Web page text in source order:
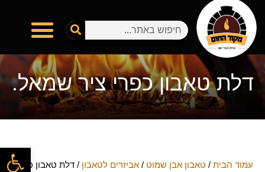
דלת טאבון כפרי ציר שמאל.
עמוד הבית / טאבון אבן שמוט / אביזרים לטאבון / דלת טאבון כפרי